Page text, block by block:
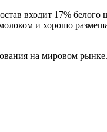
входит 17% белого
и хорошо
на мировом